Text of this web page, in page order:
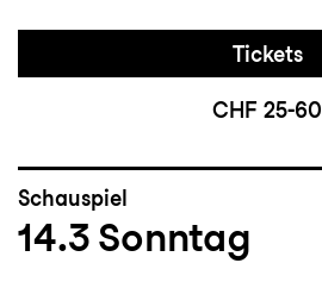
Tickets
CHF 25-60
Schauspiel
14.3 Sonntag